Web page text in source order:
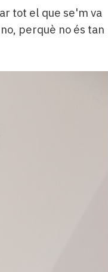
tot el que se'm va
perquè no és tan